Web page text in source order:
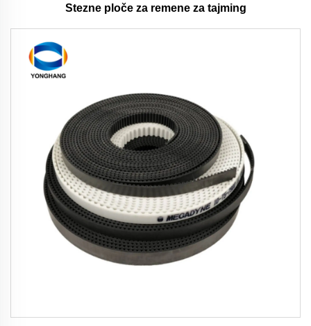
Stezne ploče za remene za tajming